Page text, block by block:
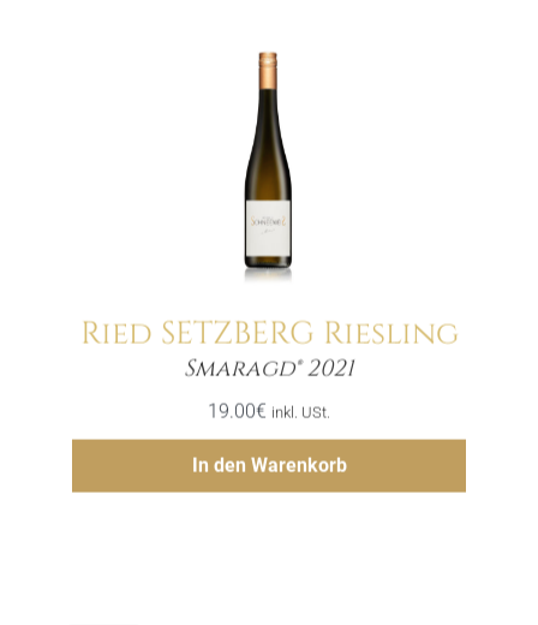
Ried SETZBERG Riesling
Smaragd® 2021
19.00€ inkl. USt.
In den Warenkorb
Menge
Hinzufügen